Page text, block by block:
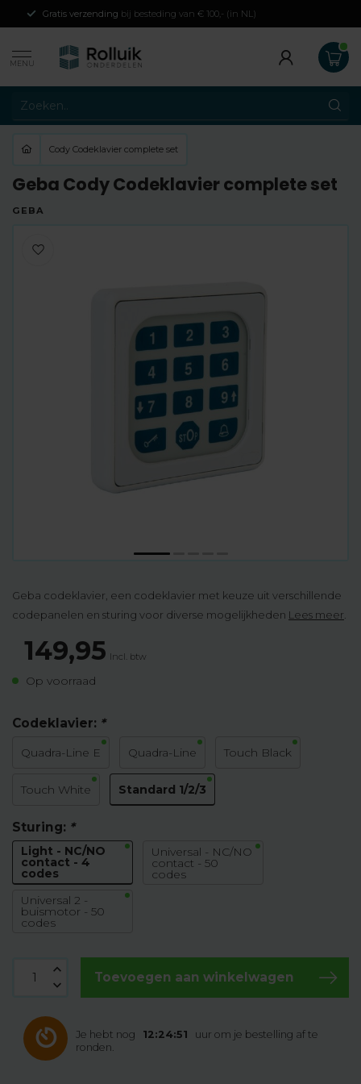
Gratis verzending bij besteding van € 100,- (in NL)
MENU
Cody Codeklavier complete set
Geba Cody Codeklavier complete set
GEBA
Geba codeklavier, een codeklavier met keuze uit verschillende
codepanelen en sturing voor diverse mogelijkheden Lees meer
149,95 Incl. btw
Op voorraad
Codeklavier: *
Quadra-Line E Quadra-Line Touch Black
Touch White Standard 1/2/3
Sturing: *
Light - NC/NO
contact - 4
codes
Universal - NC/NO
contact - 50
codes
Universal 2 -
buismotor - 50
codes
Toevoegen aan winkelwagen
Je hebt nog 12:24:50
uur om je bestelling af te
ronden.